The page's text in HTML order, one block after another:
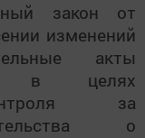
закон от
изменений
акты
в целях
за
о